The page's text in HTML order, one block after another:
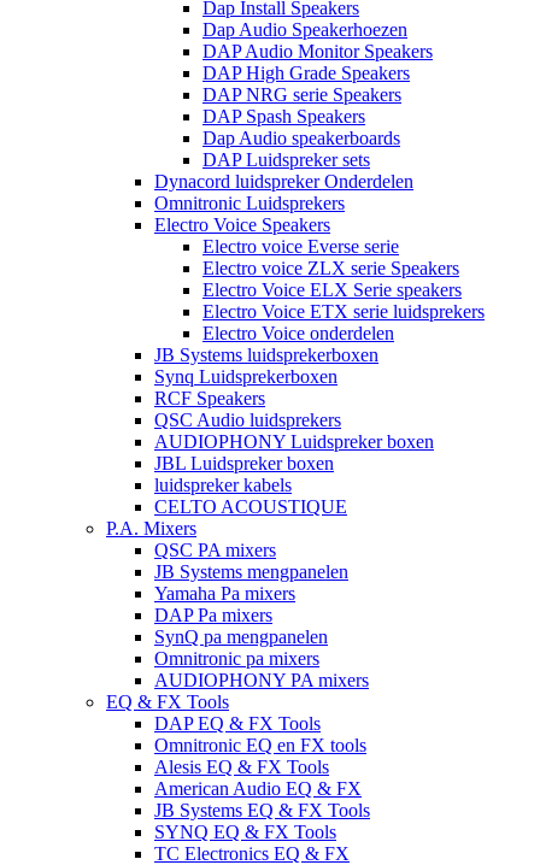
Dap Install Speakers
Dap Audio Speakerhoezen
DAP Audio Monitor Speakers
DAP High Grade Speakers
DAP NRG serie Speakers
DAP Spash Speakers
Dap Audio speakerboards
DAP Luidspreker sets
Dynacord luidspreker Onderdelen
Omnitronic Luidsprekers
Electro Voice Speakers
Electro voice Everse serie
Electro voice ZLX serie Speakers
Electro Voice ELX Serie speakers
Electro Voice ETX serie luidsprekers
Electro Voice onderdelen
JB Systems luidsprekerboxen
Synq Luidsprekerboxen
RCF Speakers
QSC Audio luidsprekers
AUDIOPHONY Luidspreker boxen
JBL Luidspreker boxen
luidspreker kabels
CELTO ACOUSTIQUE
P.A. Mixers
QSC PA mixers
JB Systems mengpanelen
Yamaha Pa mixers
DAP Pa mixers
SynQ pa mengpanelen
Omnitronic pa mixers
AUDIOPHONY PA mixers
EQ & FX Tools
DAP EQ & FX Tools
Omnitronic EQ en FX tools
Alesis EQ & FX Tools
American Audio EQ & FX
JB Systems EQ & FX Tools
SYNQ EQ & FX Tools
TC Electronics EQ & FX